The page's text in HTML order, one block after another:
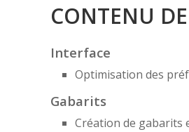
CONTENU
Interface
Optimisation des
Gabarits
Création de gabarits